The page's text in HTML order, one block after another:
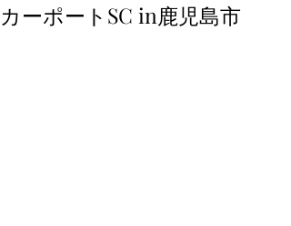
カーポートSC in鹿児島市